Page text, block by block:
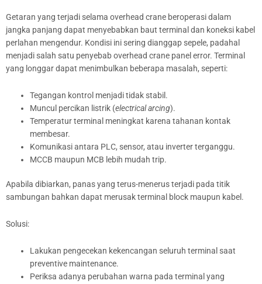
Getaran yang terjadi selama overhead crane beroperasi dalam
jangka panjang dapat menyebabkan baut terminal dan koneksi kabel
perlahan mengendur. Kondisi ini sering dianggap sepele, padahal
menjadi salah satu penyebab overhead crane panel error. Terminal
yang longgar dapat menimbulkan beberapa masalah, seperti:
Tegangan kontrol menjadi tidak stabil.
Muncul percikan listrik (electrical arcing).
Temperatur terminal meningkat karena tahanan kontak
membesar.
Komunikasi antara PLC, sensor, atau inverter terganggu.
MCCB maupun MCB lebih mudah trip.
Apabila dibiarkan, panas yang terus-menerus terjadi pada titik
sambungan bahkan dapat merusak terminal block maupun kabel.
Solusi:
Lakukan pengecekan kekencangan seluruh terminal saat
preventive maintenance.
Periksa adanya perubahan warna pada terminal yang